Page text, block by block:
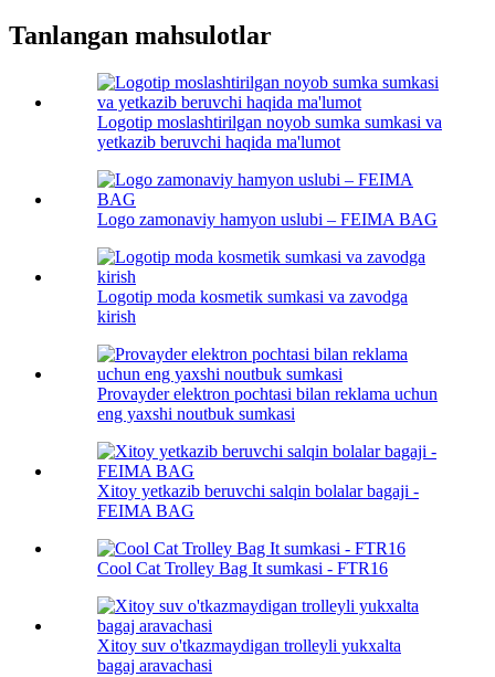
Tanlangan mahsulotlar
Logotip moslashtirilgan noyob sumka sumkasi va
yetkazib beruvchi haqida ma'lumot
Logo zamonaviy hamyon uslubi – FEIMA BAG
Logotip moda kosmetik sumkasi va zavodga
kirish
Provayder elektron pochtasi bilan reklama uchun
eng yaxshi noutbuk sumkasi
Xitoy yetkazib beruvchi salqin bolalar bagaji -
FEIMA BAG
Cool Cat Trolley Bag It sumkasi - FTR16
Xitoy suv o'tkazmaydigan trolleyli yukxalta
bagaj aravachasi